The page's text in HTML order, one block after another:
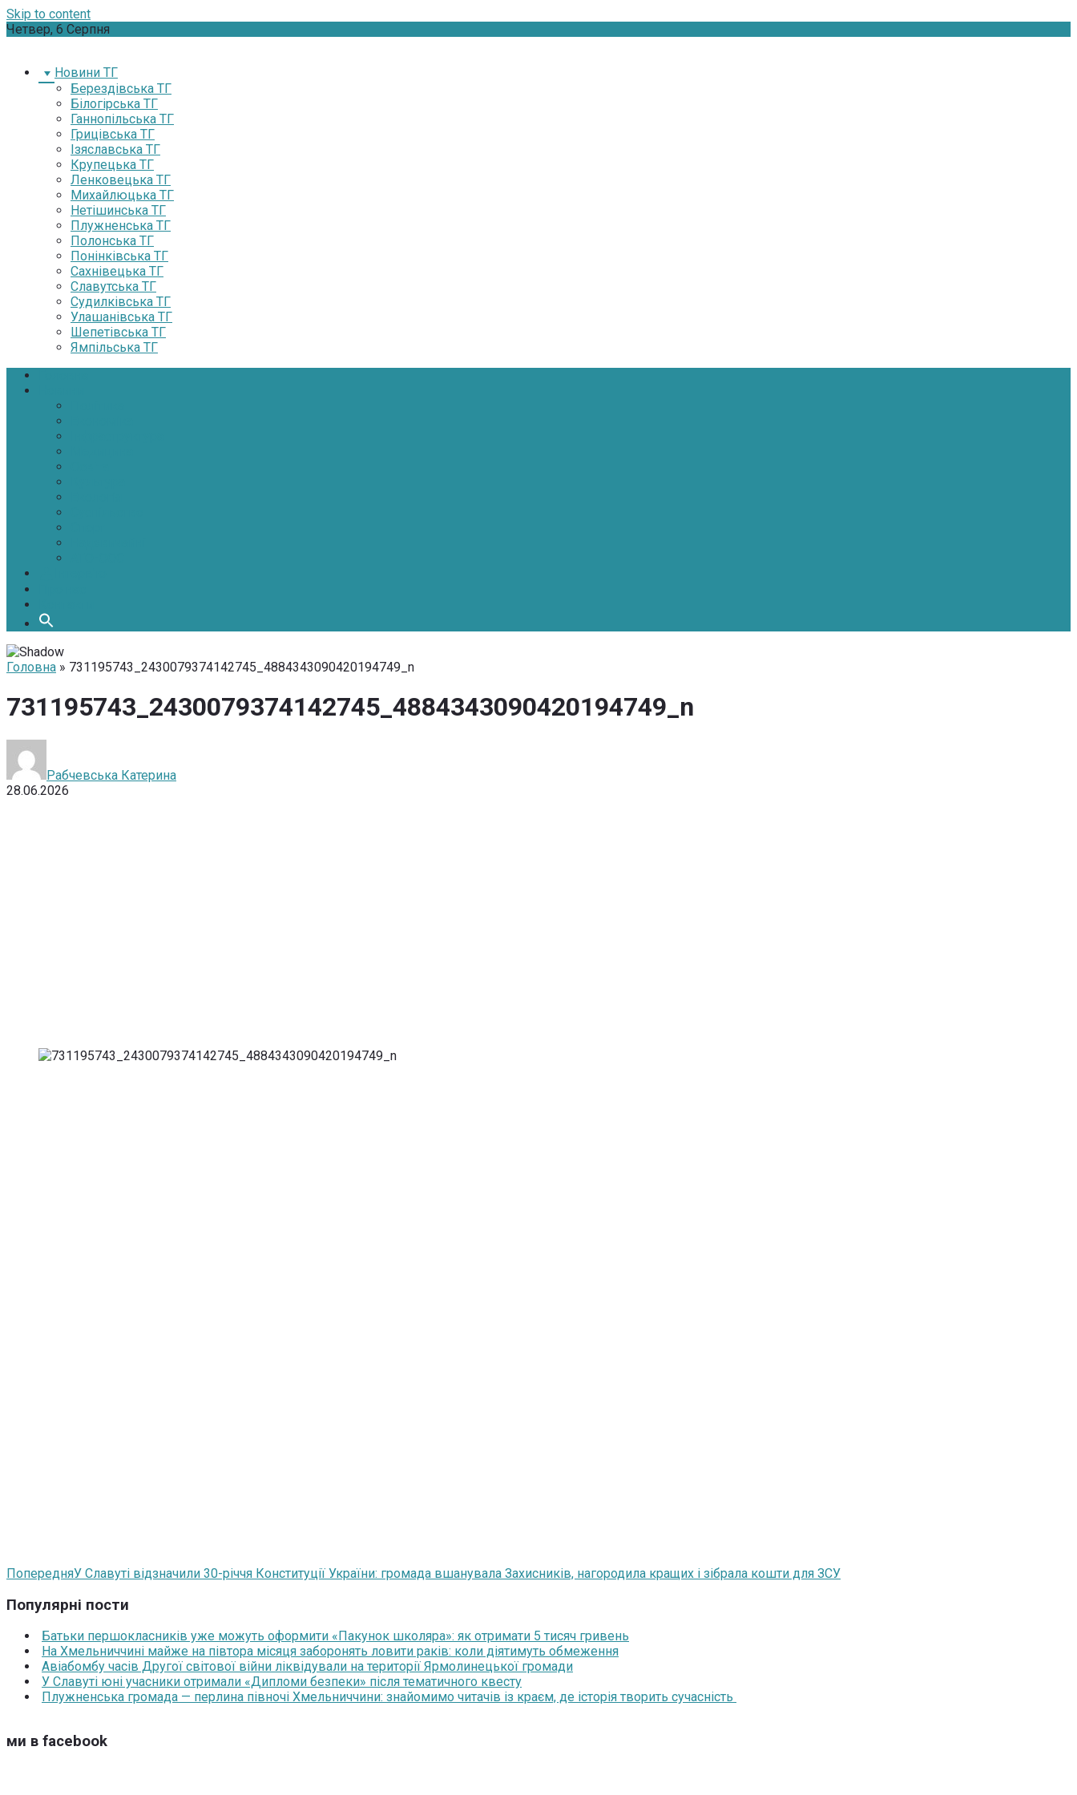
Skip to content
Четвер, 6 Серпня
Новини ТГ
Берездівська ТГ
Білогірська ТГ
Ганнопільська ТГ
Грицівська ТГ
Ізяславська ТГ
Крупецька ТГ
Ленковецька ТГ
Михайлюцька ТГ
Нетішинська ТГ
Плужненська ТГ
Полонська ТГ
Понінківська ТГ
Сахнівецька ТГ
Славутська ТГ
Судилківська ТГ
Улашанівська ТГ
Шепетівська ТГ
Ямпільська ТГ
Головна » 731195743_2430079374142745_4884343090420194749_n
731195743_2430079374142745_4884343090420194749_n
Рабчевська Катерина
28.06.2026
ПопередняУ Славуті відзначили 30-річчя Конституції України: громада вшанувала Захисників, нагородила кращих і зібрала кошти для ЗСУ
Популярні пости
Батьки першокласників уже можуть оформити «Пакунок школяра»: як отримати 5 тисяч гривень
На Хмельниччині майже на півтора місяця заборонять ловити раків: коли діятимуть обмеження
Авіабомбу часів Другої світової війни ліквідували на території Ярмолинецької громади
У Славуті юні учасники отримали «Дипломи безпеки» після тематичного квесту
Плужненська громада — перлина півночі Хмельниччини: знайомимо читачів із краєм, де історія творить сучасність
ми в facebook